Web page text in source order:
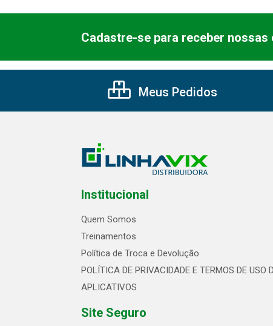
Cadastre-se para receber nossas
Meus Pedidos
Institucional
Quem Somos
Treinamentos
Política de Troca e Devolução
POLÍTICA DE PRIVACIDADE E TERMOS DE USO
APLICATIVOS
Site Seguro